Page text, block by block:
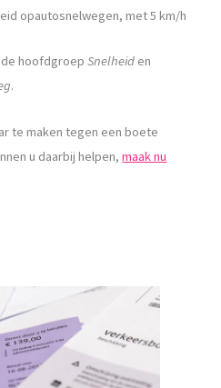
opautosnelwegen, met 5 km/h
hoofdgroepSnelheid en
.
te maken tegen een boete
u daarbij helpen,maak nu